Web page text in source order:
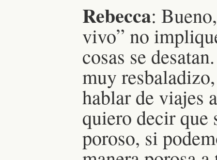
Rebecca:
vivo” no
cosas se
muy
hablar de viajes
quiero decir que
poroso, si